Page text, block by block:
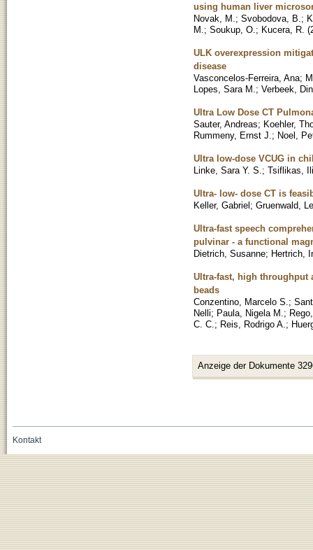
using human liver
Novak, M. ; Svobodova, B. ;
M. ; Soukup, O. ; Kucera, R. (
ULK overexpression
disease
Vasconcelos-Ferreira, Ana;
Lopes, Sara M. ; Verbeek,
Ultra Low Dose CT
Sauter, Andreas; Koehler,
Rummeny, Ernst J. ; Noel,
Ultra low-dose VCUG in
Linke, Sara Y. S. ; Tsiflikas,
Ultra- low- dose CT is
Keller, Gabriel; Gruenwald,
Ultra-fast speech
pulvinar - a functional
Dietrich, Susanne; Hertrich,
Ultra-fast, high throughput
beads
Conzentino, Marcelo S. ;
Nelli; Paula, Nigela M. ;
C. C. ; Reis, Rodrigo A. ;
Anzeige der Dokumente
Kontakt